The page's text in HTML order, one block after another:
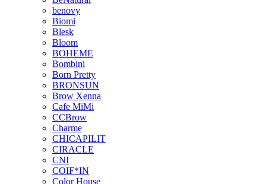
benovy
Biomi
Blesk
Bloom
BOHEME
Bombini
Born Pretty
BRONSUN
Brow Xenna
Cafe MiMi
CCBrow
Charme
CHICAPILIT
CIRACLE
CNI
COIF*IN
Color House